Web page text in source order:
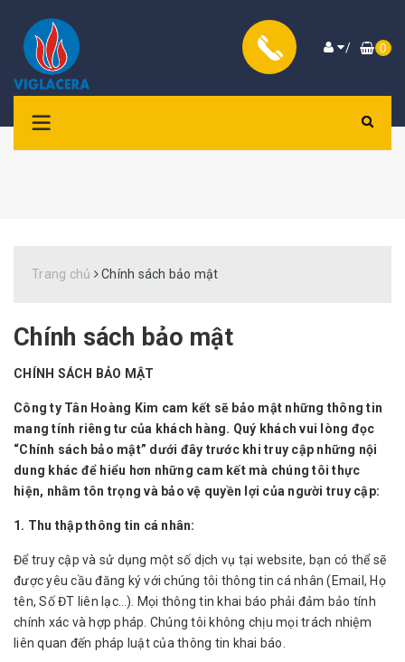
/ 0
Trang chủ Chính sách bảo mật
Chính sách bảo mật
CHÍNH SÁCH BẢO MẬT
Công ty Tân Hoàng Kim cam kết sẽ bảo mật những thông tin
mang tính riêng tư của khách hàng. Quý khách vui lòng đọc
“Chính sách bảo mật” dưới đây trước khi truy cập những nội
dung khác để hiểu hơn những cam kết mà chúng tôi thực
hiện, nhằm tôn trọng và bảo vệ quyền lợi của người truy cập:
1. Thu thập thông tin cá nhân:
Để truy cập và sử dụng một số dịch vụ tại website, bạn có thể sẽ
được yêu cầu đăng ký với chúng tôi thông tin cá nhân (Email, Họ
tên, Số ĐT liên lạc…). Mọi thông tin khai báo phải đảm bảo tính
chính xác và hợp pháp. Chúng tôi không chịu mọi trách nhiệm
liên quan đến pháp luật của thông tin khai báo.